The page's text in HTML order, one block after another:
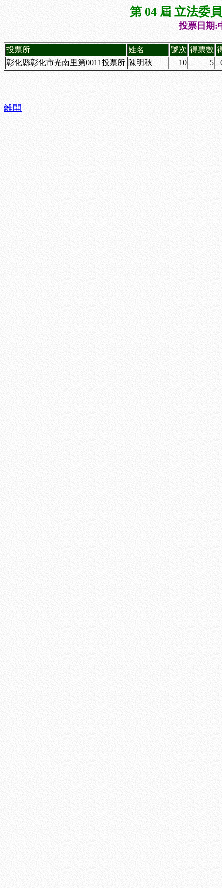
第 04 屆 立法委
投票日期:
投票所 姓名 號次 得票數
彰化縣彰化市光南里第0011投票所 陳明秋 10 5
離開